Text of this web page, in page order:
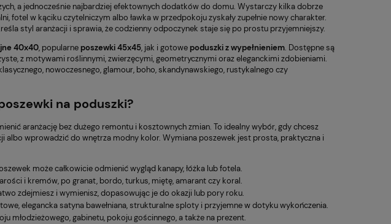
a jednocześnie najbardziej efektownych dodatków do domu. Wystarczy kilka dobrze
fotel w kąciku czytelniczym albo ławka w przedpokoju zyskały zupełnie nowy charakter.
styl aranżacji i sprawia, że codzienny odpoczynek staje się po prostu przyjemniejszy.
40x40, popularne poszewki 45x45, jak i gotowe poduszki z wypełnieniem. Dostępne są
z motywami roślinnymi, zwierzęcymi, geometrycznymi oraz eleganckimi zdobieniami.
nowoczesnego, glamour, boho, skandynawskiego, rustykalnego czy
na poduszki?
aranżację bez dużego remontu i kosztownych zmian. To idealny wybór, gdy chcesz
albo wprowadzić do wnętrza modny kolor. Wymiana poszewek jest prosta, praktyczna i
może całkowicie odmienić wygląd kanapy, łóżka lub fotela.
i kremów, po granat, bordo, turkus, miętę, amarant czy koral.
zdejmiesz i wymienisz, dopasowując je do okazji lub pory roku.
elegancka satyna bawełniana, strukturalne sploty i przyjemne w dotyku wykończenia.
młodzieżowego, gabinetu, pokoju gościnnego, a także na prezent.